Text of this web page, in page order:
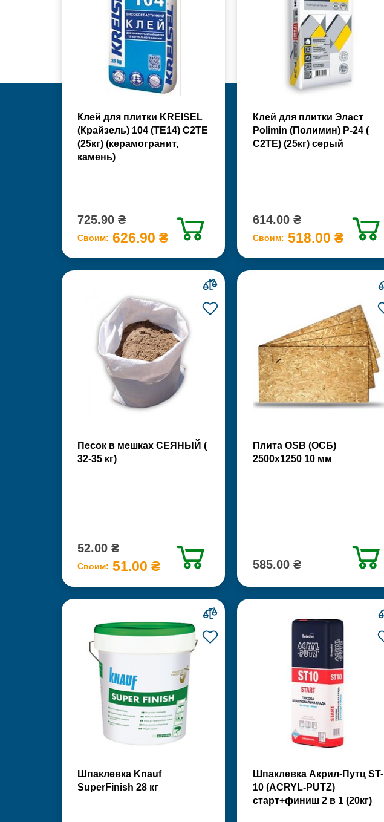
Клей для плитки KREISEL
(Крайзель) 104 (ТЕ14) С2TE
(25кг) (керамогранит,
камень)
725.90 ₴
Своим: 626.90 ₴
Клей для плитки Эласт
Polimin (Полимин) Р-24 (
С2ТЕ) (25кг) серый
614.00 ₴
Своим: 518.00 ₴
Песок в мешках СЕЯНЫЙ (
32-35 кг)
52.00 ₴
Своим: 51.00 ₴
Плита OSB (ОСБ)
2500х1250 10 мм
585.00 ₴
Шпаклевка Knauf
SuperFinish 28 кг
Шпаклевка Акрил-Путц ST-
10 (ACRYL-PUTZ)
старт+финиш 2 в 1 (20кг)